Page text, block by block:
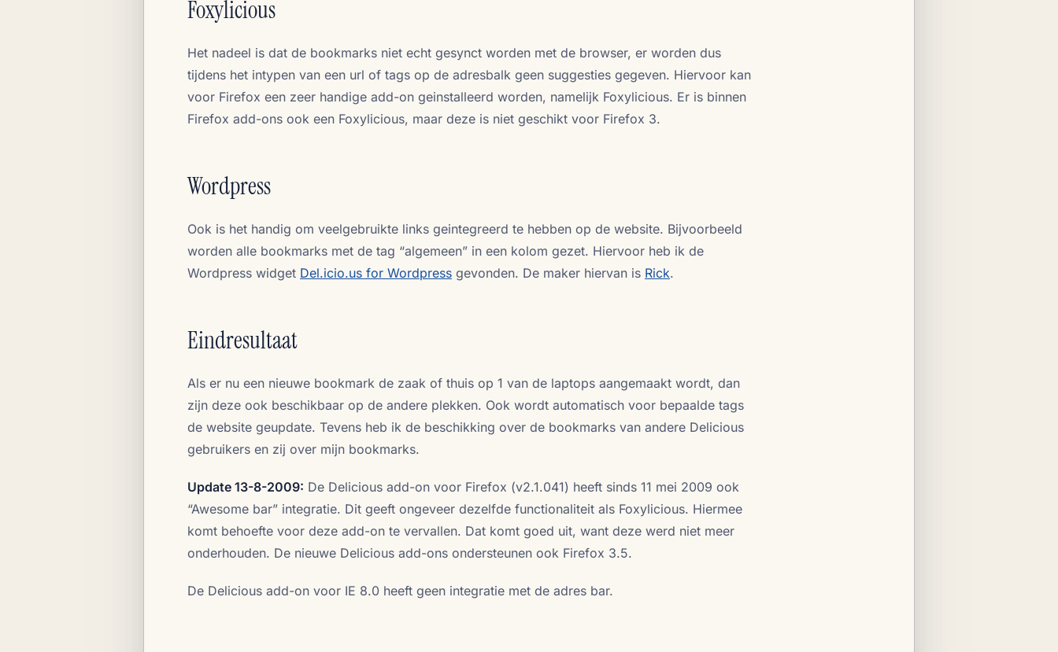
Foxylicious
Het nadeel is dat de bookmarks niet echt gesynct worden met de browser, er worden dus
tijdens het intypen van een url of tags op de adresbalk geen suggesties gegeven. Hiervoor kan
voor Firefox een zeer handige add-on geinstalleerd worden, namelijk Foxylicious. Er is binnen
Firefox add-ons ook een Foxylicious, maar deze is niet geschikt voor Firefox 3.
Wordpress
Ook is het handig om veelgebruikte links geintegreerd te hebben op de website. Bijvoorbeeld
worden alle bookmarks met de tag “algemeen” in een kolom gezet. Hiervoor heb ik de
Wordpress widget Del.icio.us for Wordpress gevonden. De maker hiervan is Rick.
Eindresultaat
Als er nu een nieuwe bookmark de zaak of thuis op 1 van de laptops aangemaakt wordt, dan
zijn deze ook beschikbaar op de andere plekken. Ook wordt automatisch voor bepaalde tags
de website geupdate. Tevens heb ik de beschikking over de bookmarks van andere Delicious
gebruikers en zij over mijn bookmarks.
Update 13-8-2009: De Delicious add-on voor Firefox (v2.1.041) heeft sinds 11 mei 2009 ook
“Awesome bar” integratie. Dit geeft ongeveer dezelfde functionaliteit als Foxylicious. Hiermee
komt behoefte voor deze add-on te vervallen. Dat komt goed uit, want deze werd niet meer
onderhouden. De nieuwe Delicious add-ons ondersteunen ook Firefox 3.5.
De Delicious add-on voor IE 8.0 heeft geen integratie met de adres bar.